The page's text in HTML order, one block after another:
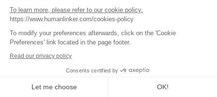
Bref, pour les professionnels de la vente,
l'intégration de ces outils et stratégies est la
clé pour atteindre le sommet en 2025. En
concentrant leurs efforts sur les bonnes
pratiques de vente sociale, en utilisant les
données pour alimenter leurs stratégies et
To learn more, please refer to our cookie policy.
https://www.humanlinker.com/cookies-policy
To modify your preferences afterwards, click on the 'Cookie
Preferences' link located in the page footer.
Read our privacy policy
Consents certified by
Let me choose OK!